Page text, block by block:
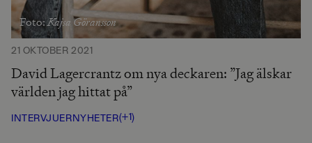
Foto:Kajsa Göransson
21 OKTOBER 2021
David Lagercrantz om nya deckaren: ”Jag älskar
världen jag hittat på”
INTERVJUER NYHETER(+1)